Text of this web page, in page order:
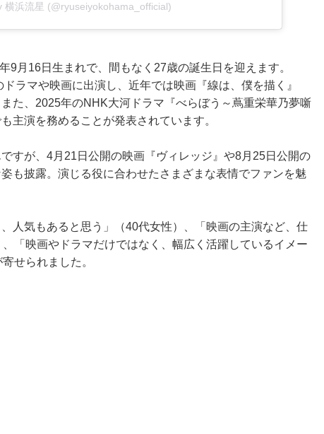
横浜流星 (@ryuseiyokohama_official)
9月16日生まれで、間もなく27歳の誕生日を迎えます。
ラマや映画に出演し、近年では映画『線は、僕を描く』
た、2025年のNHK大河ドラマ『べらぼう～蔦重栄華乃夢噺
主演を務めることが発表されています。
すが、4月21日公開の映画『ヴィレッジ』や8月25日公開の
も披露。演じる役に合わせたさまざまな表情でファンを魅
人気もあると思う」（40代女性）、「映画の主演など、仕
「映画やドラマだけではなく、幅広く活躍しているイメー
せられました。